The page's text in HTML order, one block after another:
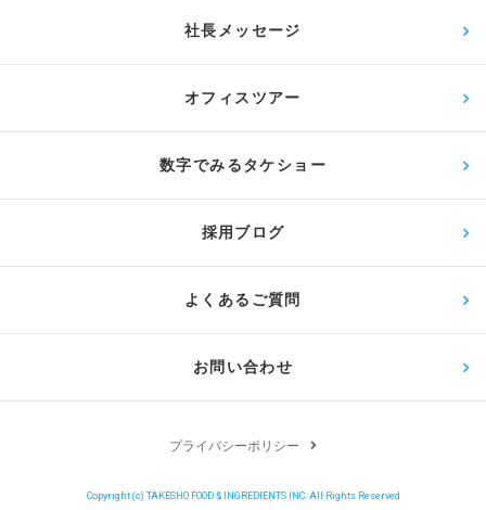
社長メッセージ
オフィスツアー
数字でみるタケショー
採用ブログ
よくあるご質問
お問い合わせ
プライバシーポリシー
Copyright (c) TAKESHO FOOD & INGREDIENTS INC. All Rights Reserved